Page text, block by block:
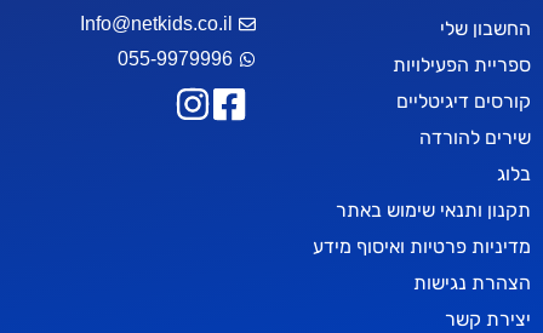
שימוש באתר
ואיסוף מידע
Info@netkids.co.il
055-9979996